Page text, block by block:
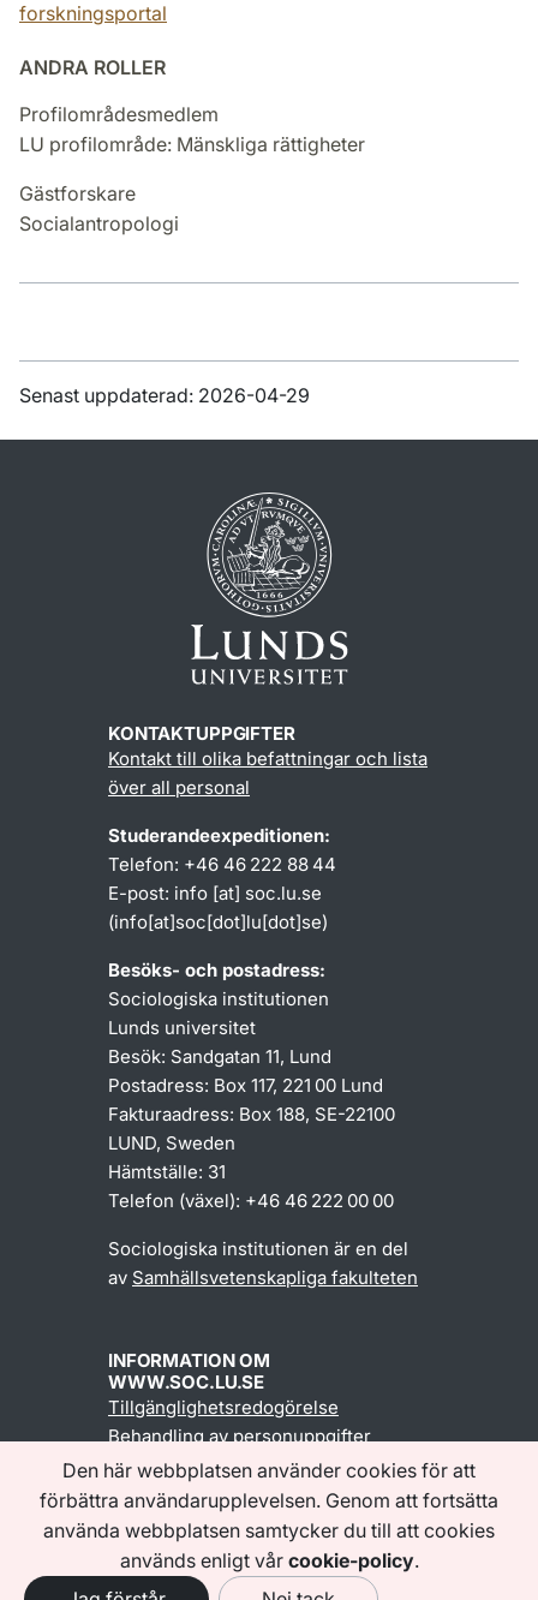
Den här webbplatsen använder cookies för att
förbättra användarupplevelsen. Genom att fortsätta
använda webbplatsen samtycker du till att cookies
används enligt vår cookie-policy.
forskningsportal
ANDRA ROLLER
Profilområdesmedlem
LU profilområde: Mänskliga rättigheter
Gästforskare
Socialantropologi
Senast uppdaterad: 2026-04-29
KONTAKTUPPGIFTER
Kontakt till olika befattningar och lista
över all personal
Studerandeexpeditionen:
Telefon: +46 46 222 88 44
E-post: info [at] soc.lu.se
(info[at]soc[dot]lu[dot]se)
Besöks- och postadress:
Sociologiska institutionen
Lunds universitet
Besök: Sandgatan 11, Lund
Postadress: Box 117, 221 00 Lund
Fakturaadress: Box 188, SE-22100
LUND, Sweden
Hämtställe: 31
Telefon (växel): +46 46 222 00 00
Sociologiska institutionen är en del
av Samhällsvetenskapliga fakulteten
INFORMATION OM
WWW.SOC.LU.SE
Tillgänglighetsredogörelse
Behandling av personuppgifter
Följ oss